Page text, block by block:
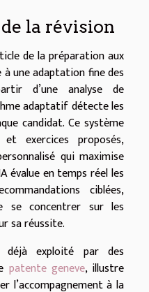
la révision
de la préparation aux
une adaptation fine des
d’une analyse de
adaptatif détecte les
candidat. Ce système
exercices proposés,
qui maximise
évalue en temps réel les
ciblées,
se concentrer sur les
sa réussite.
déjà exploité par des
patente geneve, illustre
l’accompagnement à la